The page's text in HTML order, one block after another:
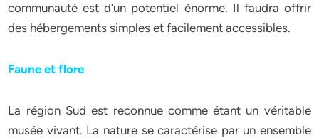
communauté est d’un potentiel énorme. Il faudra offrir
des hébergements simples et facilement accessibles.
Faune et flore
La région Sud est reconnue comme étant un véritable
musée vivant. La nature se caractérise par un ensemble